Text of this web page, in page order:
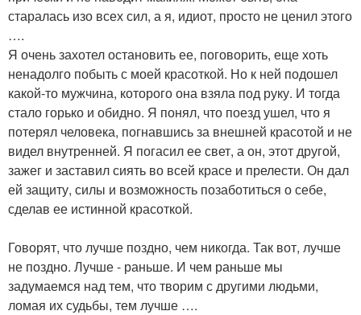
старалась изо всех сил, а я, идиот, просто не ценил этого
….
Я очень захотел остановить ее, поговорить, еще хоть
ненадолго побыть с моей красоткой. Но к ней подошел
какой-то мужчина, которого она взяла под руку. И тогда
стало горько и обидно. Я понял, что поезд ушел, что я
потерял человека, погнавшись за внешней красотой и не
видел внутренней. Я погасил ее свет, а он, этот другой,
зажег и заставил сиять во всей красе и прелести. Он дал
ей защиту, силы и возможность позаботиться о себе,
сделав ее истинной красоткой.
Говорят, что лучше поздно, чем никогда. Так вот, лучше
не поздно. Лучше - раньше. И чем раньше мы
задумаемся над тем, что творим с другими людьми,
ломая их судьбы, тем лучше ….